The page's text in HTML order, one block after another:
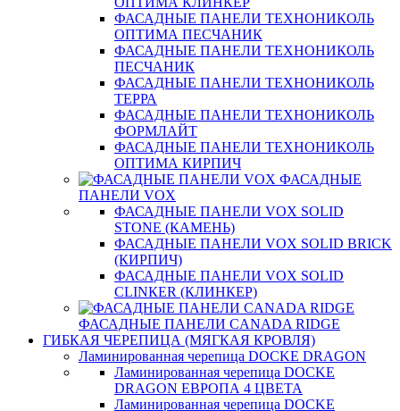
ФАСАДНЫЕ ПАНЕЛИ ТЕХНОНИКОЛЬ
ОПТИМА ПЕСЧАНИК
ФАСАДНЫЕ ПАНЕЛИ ТЕХНОНИКОЛЬ
ПЕСЧАНИК
ФАСАДНЫЕ ПАНЕЛИ ТЕХНОНИКОЛЬ
ТЕРРА
ФАСАДНЫЕ ПАНЕЛИ ТЕХНОНИКОЛЬ
ФОРМЛАЙТ
ФАСАДНЫЕ ПАНЕЛИ ТЕХНОНИКОЛЬ
ОПТИМА КИРПИЧ
ФАСАДНЫЕ
ПАНЕЛИ VOX
ФАСАДНЫЕ ПАНЕЛИ VOX SOLID
STONE (КАМЕНЬ)
ФАСАДНЫЕ ПАНЕЛИ VOX SOLID BRICK
(КИРПИЧ)
ФАСАДНЫЕ ПАНЕЛИ VOX SOLID
CLINКER (КЛИНКЕР)
ФАСАДНЫЕ ПАНЕЛИ CANADA RIDGE
ГИБКАЯ ЧЕРЕПИЦА (МЯГКАЯ КРОВЛЯ)
Ламинированная черепица DOCKE DRAGON
Ламинированная черепица DOCKE
DRAGON ЕВРОПА 4 ЦВЕТА
Ламинированная черепица DOCKE